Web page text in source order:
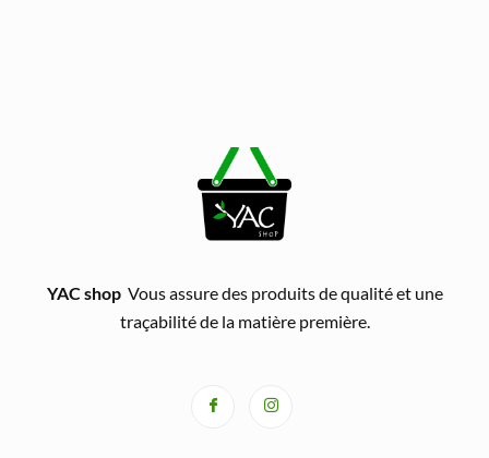
YAC shopVous assure des produits de qualité et une
traçabilité de la matière première.